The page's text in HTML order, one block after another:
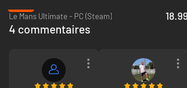
Le Mans Ultimate - PC (Steam)
4 commentaires